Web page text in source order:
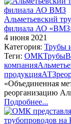
Альметьевский
филиала АО
4 июня 2021
Категория: Трубы
Теги: ОМКТрубы
компания
продукцияАТЗ
«Объединенная
реорганизацию
Подробнее...